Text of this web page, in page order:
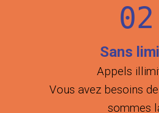
02
Sans
Appels
Vous avezbesoins
sommes